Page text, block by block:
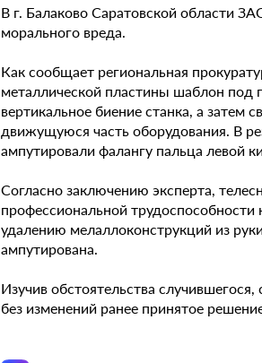
В г. Балаково Саратовской области
морального вреда.
Как сообщает региональная
металлической пластины шаблон под
вертикальное биение станка, а затем
движущуюся часть оборудования. В
ампутировали фалангу пальца левой
Согласно заключению эксперта,
профессиональной
удалению мелаллоконструкций из
ампутирована.
Изучив обстоятельства
без изменений ранее принятое